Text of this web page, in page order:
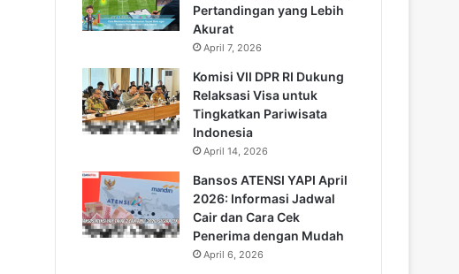
Pertandingan yang Lebih
Akurat
April 7, 2026
Komisi VII DPR RI Dukung
Relaksasi Visa untuk
Tingkatkan Pariwisata
Indonesia
April 14, 2026
Bansos ATENSI YAPI April
2026: Informasi Jadwal
Cair dan Cara Cek
Penerima dengan Mudah
April 6, 2026